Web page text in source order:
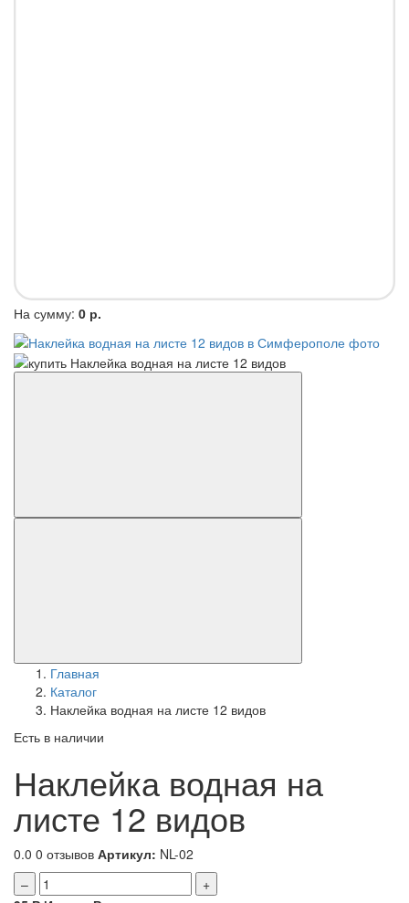
На сумму: 0 р.
Главная
Каталог
Наклейка водная на листе 12 видов
Есть в наличии
Наклейка водная на
листе 12 видов
0.0 0 отзывов Артикул: NL-02
–
+